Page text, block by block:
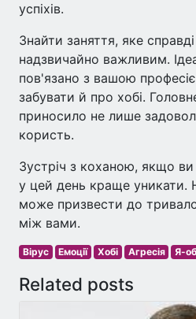
успіхів.
Знайти заняття, яке
надзвичайно важливим.
пов'язано з вашою
забувати й про хобі.
приносило не лише
користь.
Зустріч з коханою, якщо
у цей день краще уникати.
може призвести до
між вами.
Вірус Емоції Хобі Агресія Я-
Related posts